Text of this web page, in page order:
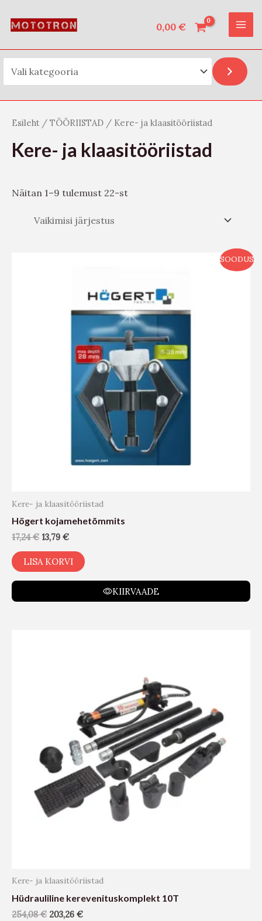
0,00 €
t
s
Esileht / TÖÖRIISTAD / Kere- ja klaasitööriistad
Kere- ja klaasitööriistad
Näitan 1–9 tulemust 22-st
SOODUS
Kere- ja klaasitööriistad
Högert kojamehetõmmits
17,24€ 13,79 €
LISA KORVI
KIIRVAADE
Kere- ja klaasitööriistad
Hüdrauliline kerevenituskomplekt 10T
254,08€ 203,26 €